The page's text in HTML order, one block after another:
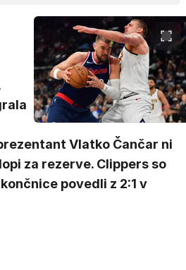
Vlatko Čančar ni
za rezerve. Clippers so
povedli z 2:1 v